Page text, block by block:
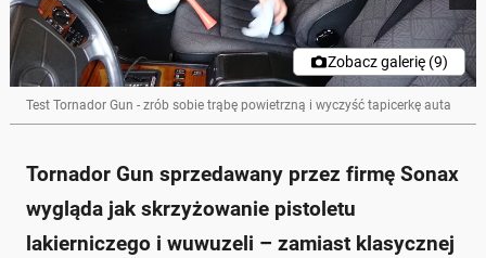
Zobacz galerię (9)
Test Tornador Gun - zrób sobie trąbę powietrzną i wyczyść tapicerkę auta
Tornador Gun sprzedawany przez firmę Sonax
wygląda jak skrzyżowanie pistoletu
lakierniczego i wuwuzeli – zamiast klasycznej